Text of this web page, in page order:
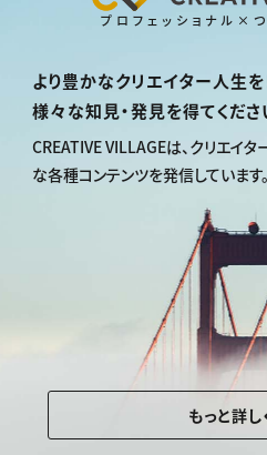
プロフェッショナル×
より豊かなクリエイター人生を
様々な知見・発見を得てくださ
CREATIVE VILLAGEは、クリエイタ
な各種コンテンツを発信しています。
もっと詳し